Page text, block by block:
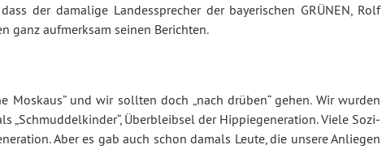
der damalige Lan­des­spre­cher der baye­ri­schen GRÜNEN, Rolf
ganz auf­merk­sam seinen Berichten.
Moskaus” und wir sollten doch „nach drüben“ gehen. Wir wurden
„Schmud­del­kin­der“, Über­bleib­sel der Hip­pie­ge­ne­ra­ti­on. Viele So­zi­
Aber es gab auch schon damals Leute, die unsere Anliegen